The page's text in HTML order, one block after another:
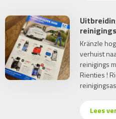
Kränzle
verhuist
reinigings
Rienties !
Lees